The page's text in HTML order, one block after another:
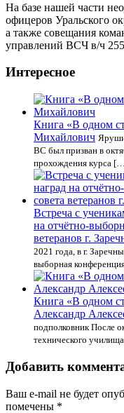
На базе нашей части
офицеров Уральского
а также совещания
управлений ВСЧ в/ч
Интересное
Книга «В одном
Михайлович
ВС был призван в
прохождения курса
Встреча с
на отчётно-
ветеранов г.
2021 года, в г.
выборная
Книга «В одном
Александр
подполковник После
технического
Добавить
Ваш e-mail не будет
помечены *